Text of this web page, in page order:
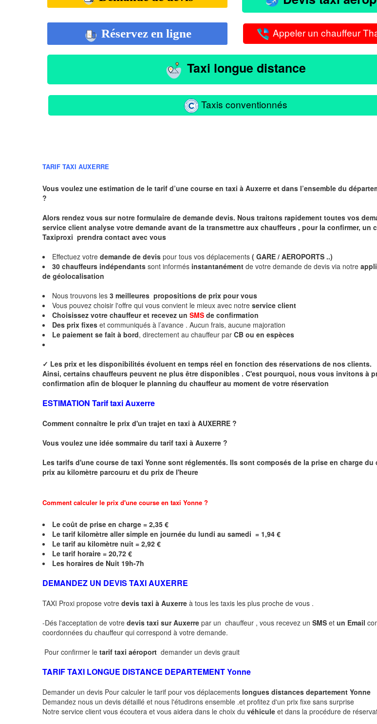
Réservez en ligne Appeler un chauffeur
Taxi longue distance
Taxis conventionnés
TARIF TAXI AUXERRE
Vous voulez une estimation de le tarif d’une course en taxi à Auxerre et dans l’ensemble du
?
Alors rendez vous sur notre formulaire de demande devis. Nous traitons rapidement toutes vos
service client analyse votre demande avant de la transmettre aux chauffeurs , pour la confirmer, un
Taxiproxi prendra contact avec vous
Effectuez votre demande de devis pour tous vos déplacements ( GARE / AEROPORTS ..)
30 chauffeurs indépendants sont informés instantanément de votre demande de devis via notre
de géolocalisation
Nous trouvons les 3 meilleures propositions de prix pour vous
Vous pouvez choisir l'offre qui vous convient le mieux avec notre service client
Choisissez votre chauffeur et recevez un SMS de confirmation
Des prix fixes et communiqués à l’avance . Aucun frais, aucune majoration
Le paiement se fait à bord, directement au chauffeur par CB ou en espèces
✓ Les prix et les disponibilités évoluent en temps réel en fonction des réservations de nos clients.
Ainsi, certains chauffeurs peuvent ne plus être disponibles . C'est pourquoi, nous vous invitons à
confirmation afin de bloquer le planning du chauffeur au moment de votre réservation
ESTIMATION Tarif taxi Auxerre
Comment connaître le prix d'un trajet en taxi à AUXERRE ?
Vous voulez une idée sommaire du tarif taxi à Auxerre ?
Les tarifs d'une course de taxi Yonne sont réglementés. Ils sont composés de la prise en charge du
prix au kilomètre parcouru et du prix de l'heure
Comment calculer le prix d'une course en taxi Yonne ?
Le coût de prise en charge = 2,35 €
Le tarif kilomètre aller simple en journée du lundi au samedi = 1,94 €
Le tarif au kilomètre nuit = 2,92 €
Le tarif horaire = 20,72 €
Les horaires de Nuit 19h-7h
DEMANDEZ UN DEVIS TAXI AUXERRE
TAXI Proxi propose votre devis taxi à Auxerre à tous les taxis les plus proche de vous .
-Dés l'acceptation de votre devis taxi sur Auxerre par un chauffeur , vous recevez un SMS et un Email
coordonnées du chauffeur qui correspond à votre demande.
Pour confirmer le tarif taxi aéroport demander un devis grauit
TARIF TAXI LONGUE DISTANCE DEPARTEMENTYonne
Demander un devis Pour calculer le tarif pour vos déplacements longues distances departement Yonne
Demandez nous un devis détaillé et nous l'étudirons ensemble .et profitez d'un prix fixe sans surprise
Notre service client vous écoutera et vous aidera dans le choix du véhicule et dans la procédure de